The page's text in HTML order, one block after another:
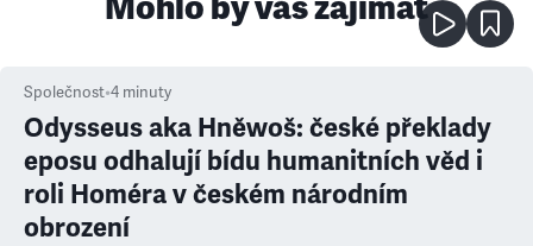
Společnost•4 minuty
Odysseus aka Hněwoš: české překlady
eposu odhalují bídu humanitních věd i
roli Homéra v českém národním
obrození